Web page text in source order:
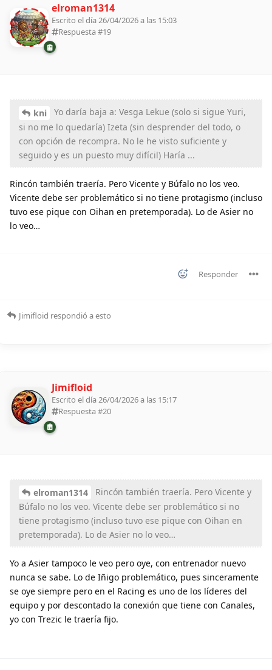
elroman1314
Escrito el día 26/04/2026 a las 15:03
Respuesta #19
kni
Yo daría baja a: Vesga Lekue (solo si sigue Yuri,
si no me lo quedaría) Izeta (sin desprender del todo, o
con opción de recompra. No le he visto suficiente y
seguido y es un puesto muy difícil) Haría ...
Rincón también traería. Pero Vicente y Búfalo no los veo.
Vicente debe ser problemático si no tiene protagismo (incluso
tuvo ese pique con Oihan en pretemporada). Lo de Asier no
lo veo…
Responder
Jimifloid respondió a esto
Jimifloid
Escrito el día 26/04/2026 a las 15:17
Respuesta #20
elroman1314
Rincón también traería. Pero Vicente y
Búfalo no los veo. Vicente debe ser problemático si no
tiene protagismo (incluso tuvo ese pique con Oihan en
pretemporada). Lo de Asier no lo veo…
Yo a Asier tampoco le veo pero oye, con entrenador nuevo
nunca se sabe. Lo de Iñigo problemático, pues sinceramente
se oye siempre pero en el Racing es uno de los líderes del
equipo y por descontado la conexión que tiene con Canales,
yo con Trezic le traería fijo.